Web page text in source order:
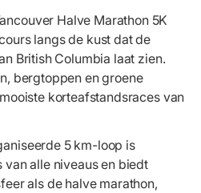
Halve Marathon 5K
langs de kust dat de
British Columbia laat zien.
bergtoppen en groene
korteafstandsraces van
5 km-loop is
alle niveaus en biedt
als de halve marathon,